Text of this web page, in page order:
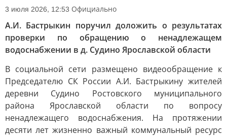
3 июля 2026, 12:53 Официально
А.И. Бастрыкин поручил доложить о результатах
проверки по обращению о ненадлежащем
водоснабжении в д. Судино Ярославской области
В социальной сети размещено видеообращение к
Председателю СК России А.И. Бастрыкину жителей
деревни Судино Ростовского муниципального
района Ярославской области по вопросу
ненадлежащего водоснабжения. На протяжении
десяти лет жизненно важный коммунальный ресурс